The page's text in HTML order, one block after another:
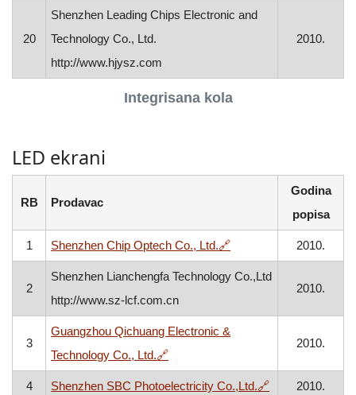
Integrisana kola
20
Shenzhen Leading Chips Electronic and
Technology Co., Ltd.
http://www.hjysz.com
2010.
LED ekrani
RB Prodavac
Godina
popisa
1 Shenzhen Chip Optech Co., Ltd.🔗, otvara se u novom
2010.
2
Shenzhen Lianchengfa Technology Co.,Ltd
http://www.sz-lcf.com.cn
2010.
3
Guangzhou Qichuang Electronic &
Technology Co., Ltd.🔗, otvara se u novom prozoru
2010.
4 Shenzhen SBC Photoelectricity Co.,Ltd.🔗, otvara se u
2010.